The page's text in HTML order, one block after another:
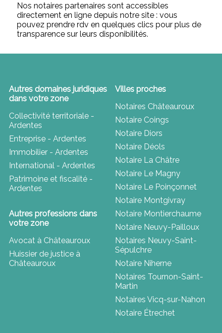
Nos notaires partenaires sont accessibles
directement en ligne depuis notre site : vous
pouvez prendre rdv en quelques clics pour plus de
transparence sur leurs disponibilités.
Autres domaines juridiques
dans votre zone
Collectivité territoriale -
Ardentes
Entreprise - Ardentes
Immobilier - Ardentes
International - Ardentes
Patrimoine et fiscalité -
Ardentes
Autres professions dans
votre zone
Avocat à Châteauroux
Huissier de justice à
Châteauroux
Villes proches
Notaires Châteauroux
Notaire Coings
Notaire Diors
Notaire Déols
Notaire La Châtre
Notaire Le Magny
Notaire Le Poinçonnet
Notaire Montgivray
Notaire Montierchaume
Notaire Neuvy-Pailloux
Notaires Neuvy-Saint-
Sépulchre
Notaire Niherne
Notaires Tournon-Saint-
Martin
Notaires Vicq-sur-Nahon
Notaire Étrechet